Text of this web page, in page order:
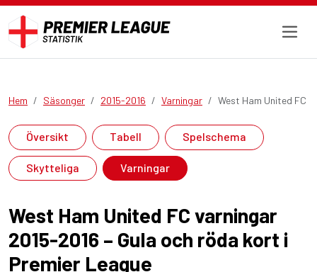
Hem Säsonger 2015-2016 Varningar West Ham United FC
Översikt Tabell Spelschema
Skytteliga Varningar
West Ham United FC varningar
2015-2016 – Gula och röda kort i
Premier League